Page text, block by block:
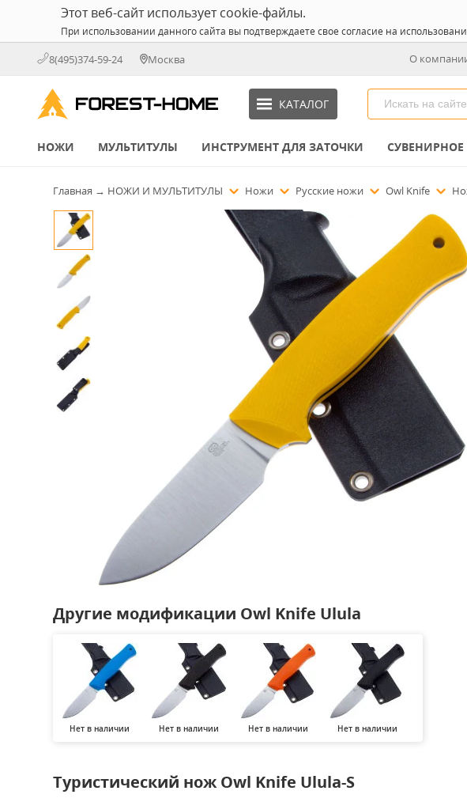
Этот веб-сайт использует cookie-файлы.
При использовании данного сайта вы подтверждаете свое согласие на
8(495)374-59-24 Москва О
КАТАЛОГ
НОЖИ МУЛЬТИТУЛЫ ИНСТРУМЕНТ ДЛЯ ЗАТОЧКИ
Главная → НОЖИ И МУЛЬТИТУЛЫ Ножи Русские ножи Owl Knife
Другие модификации Owl Knife Ulula
Нет в наличии Нет в наличии Нет в наличии Нет в наличии
Туристический нож Owl Knife Ulula-S